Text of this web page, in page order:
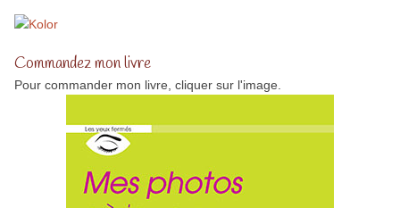
Commandez mon livre
Pour commander mon livre, cliquer sur l'image.